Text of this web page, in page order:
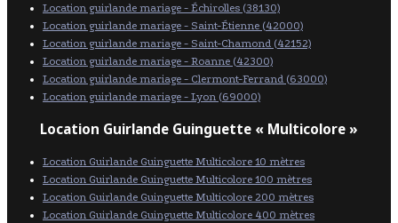
Location guirlande mariage - Échirolles (38130)
Location guirlande mariage - Saint-Étienne (42000)
Location guirlande mariage - Saint-Chamond (42152)
Location guirlande mariage - Roanne (42300)
Location guirlande mariage - Clermont-Ferrand (63000)
Location guirlande mariage - Lyon (69000)
Location Guirlande Guinguette « Multicolore »
Location Guirlande Guinguette Multicolore 10 mètres
Location Guirlande Guinguette Multicolore 100 mètres
Location Guirlande Guinguette Multicolore 200 mètres
Location Guirlande Guinguette Multicolore 400 mètres